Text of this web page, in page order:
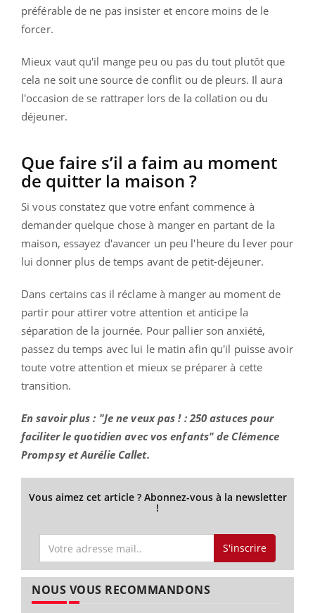
préférable de ne pas insister et encore moins de le
forcer.
Mieux vaut qu'il mange peu ou pas du tout plutôt que
cela ne soit une source de conflit ou de pleurs. Il aura
l'occasion de se rattraper lors de la collation ou du
déjeuner.
Que faire s’il a faim au moment
de quitter la maison ?
Si vous constatez que votre enfant commence à
demander quelque chose à manger en partant de la
maison, essayez d'avancer un peu l'heure du lever pour
lui donner plus de temps avant de petit-déjeuner.
Dans certains cas il réclame à manger au moment de
partir pour attirer votre attention et anticipe la
séparation de la journée. Pour pallier son anxiété,
passez du temps avec lui le matin afin qu'il puisse avoir
toute votre attention et mieux se préparer à cette
transition.
En savoir plus : "Je ne veux pas ! : 250 astuces pour
faciliter le quotidien avec vos enfants" de Clémence
Prompsy et Aurélie Callet.
Vous aimez cet article ? Abonnez-vous à la newsletter
!
S'inscrire
NOUS VOUS RECOMMANDONS